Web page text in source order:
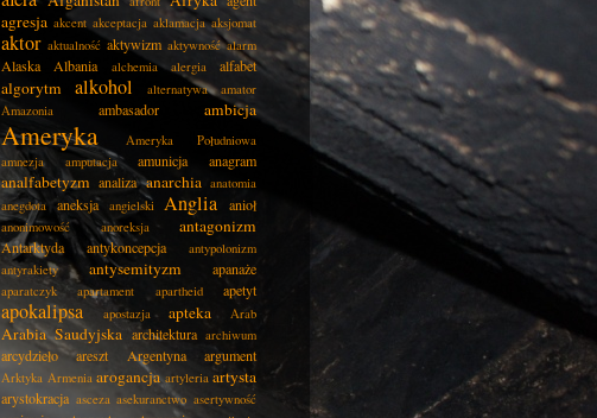
agresja akcent akceptacja aklamacja aksjomat
aktor aktualność aktywizm aktywność alarm
Alaska Albania alchemia alergia alfabet
algorytm alkohol alternatywa
amator
Amazonia
ambasador ambicja
Ameryka
Ameryka Południowa
amnezja
amputacja amunicja anagram
analfabetyzm analiza anarchia anatomia
anegdota
aneksja angielski Anglia anioł
anonimowość anoreksja antagonizm
Antarktyda antykoncepcja
antypolonizm
antyrakiety
antysemityzm apanaże
aparatczyk apartament apartheid apetyt
apokalipsa apostazja apteka Arab
Arabia Saudyjska architektura archiwum
arcydzieło areszt Argentyna argument
Arktyka Armenia arogancja artyleria artysta
arystokracja asceza asekuranctwo asertywność